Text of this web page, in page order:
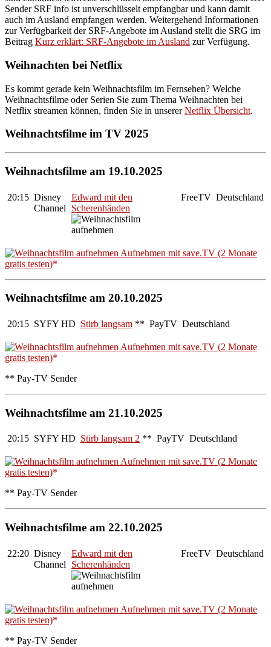
Sender SRF info ist unverschlüsselt empfangbar und kann damit
auch im Ausland empfangen werden. Weitergehend Informationen
zur Verfügbarkeit der SRF-Angebote im Ausland stellt die SRG im
Beitrag Kurz erklärt: SRF-Angebote im Ausland zur Verfügung.
Weihnachten bei Netflix
Es kommt gerade kein Weihnachtsfilm im Fernsehen? Welche
Weihnachtsfilme oder Serien Sie zum Thema Weihnachten bei
Netflix streamen können, finden Sie in unsererNetflix Übersicht.
Weihnachtsfilme im TV 2025
Weihnachtsfilme am 19.10.2025
20:15 Disney
Channel
Edward mit den
Scherenhänden
FreeTV Deutschland
Aufnehmen mit save.TV (2 Monate
gratis testen)
Weihnachtsfilme am 20.10.2025
20:15 SYFY HD Stirb langsam ** PayTV Deutschland
Aufnehmen mit save.TV (2 Monate
gratis testen)
** Pay-TV Sender
Weihnachtsfilme am 21.10.2025
20:15 SYFY HD Stirb langsam 2 ** PayTV Deutschland
Aufnehmen mit save.TV (2 Monate
gratis testen)
** Pay-TV Sender
Weihnachtsfilme am 22.10.2025
22:20 Disney
Channel
Edward mit den
Scherenhänden
FreeTV Deutschland
Aufnehmen mit save.TV (2 Monate
gratis testen)
** Pay-TV Sender